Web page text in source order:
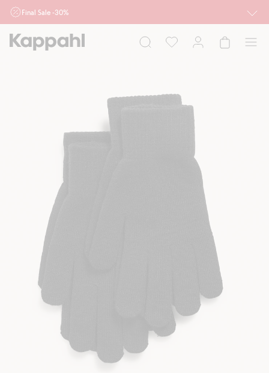
Final Sale -30%
działu outlet do 10.8 w sklepach Kappahl i Newbie oraz na kappahl.com. Ofert
nie łączymy